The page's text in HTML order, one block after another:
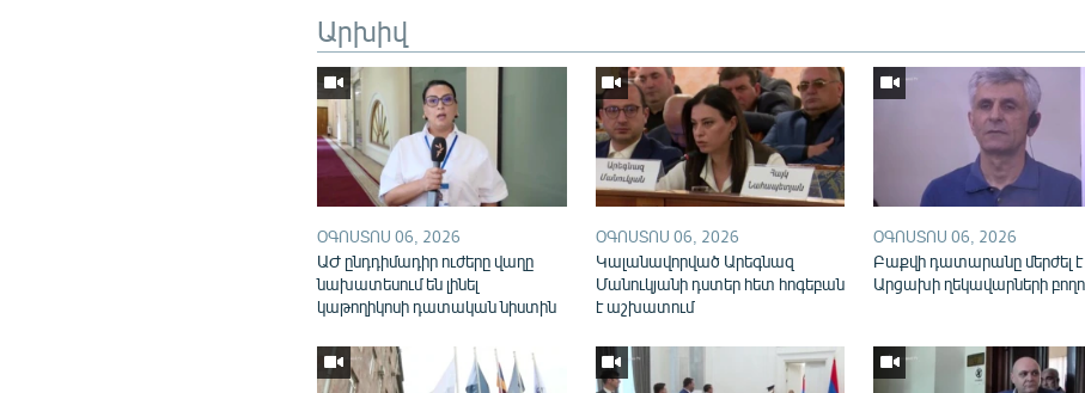
240p 360p
720p 1080p
Արխիվ
ՕԳՈՍՏՈՍ 06, 2026
ԱԺ ընդդիմադիր ուժերը վաղը
նախատեսում են լինել
կաթողիկոսի դատական նիստին
ՕԳՈՍՏՈՍ 06, 2026
Կալանավորված Արեգնազ
Մանուկյանի դստեր հետ հոգեբան
է աշխատում
ՕԳՈՍՏՈՍ 06, 2026
Բաքվի դատարանը մերժել է
Արցախի ղեկավարների